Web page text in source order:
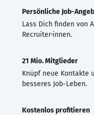
Persönliche Job-
Lass Dich finden von
Recruiter·innen.
21 Mio. Mitglieder
Knüpf neue Kontakte
besseres Job-Leben.
Kostenlos profitieren